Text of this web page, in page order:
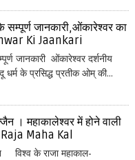
जानकारी,ओंकारेश्वर का
Ki Jaankari
जानकारी ओंकारेश्वर दर्शनीय
के प्रसिद्ध प्रतीक ओम् की...
। महाकालेश्वर में होने वाली
Maha Kal
विश्व के राजा महाकाल-